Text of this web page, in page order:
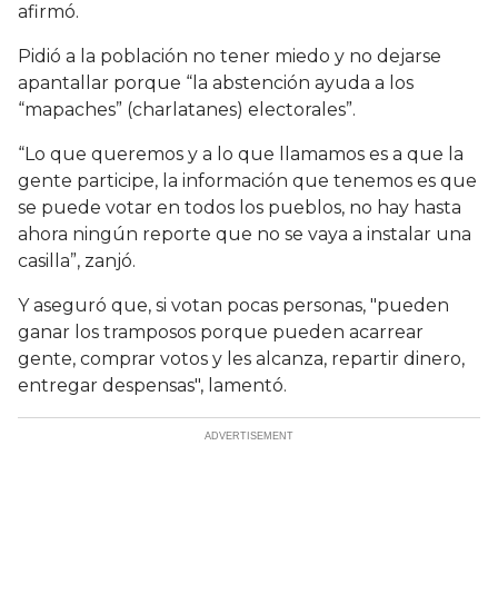
afirmó.
Pidió a la población no tener miedo y no dejarse
apantallar porque “la abstención ayuda a los
“mapaches” (charlatanes) electorales”.
“Lo que queremos y a lo que llamamos es a que la
gente participe, la información que tenemos es que
se puede votar en todos los pueblos, no hay hasta
ahora ningún reporte que no se vaya a instalar una
casilla”, zanjó.
Y aseguró que, si votan pocas personas, "pueden
ganar los tramposos porque pueden acarrear
gente, comprar votos y les alcanza, repartir dinero,
entregar despensas", lamentó.